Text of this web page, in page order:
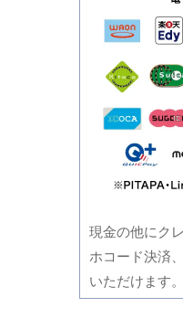
現金の他にク
ホコード決済
いただけます。